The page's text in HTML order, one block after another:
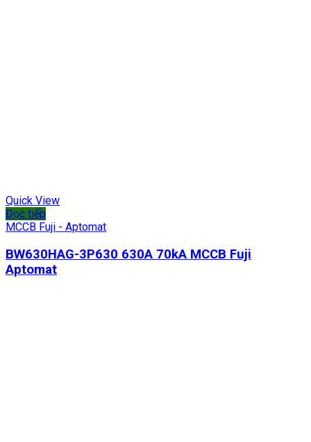
Quick View
Đọc tiếp
MCCB Fuji - Aptomat
BW630HAG-3P630 630A 70kA MCCB Fuji
Aptomat